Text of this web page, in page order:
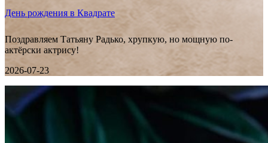
День рождения в Квадрате
Поздравляем Татьяну Радько, хрупкую, но мощную по-
актёрски актрису!
2026-07-23